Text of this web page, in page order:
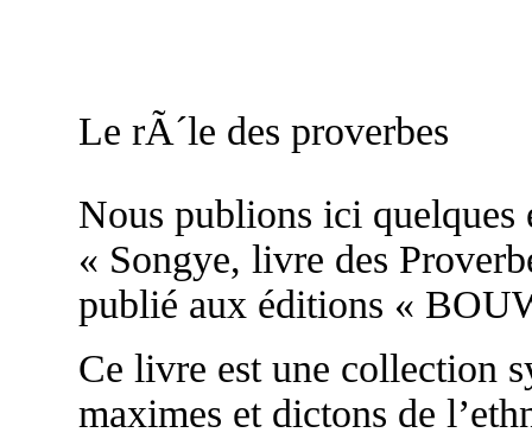
Le rÃ´le des proverbes
Nous publions ici
« Songye, livre des
publié aux éditions «
Ce livre est une collection
maximes et dictons de